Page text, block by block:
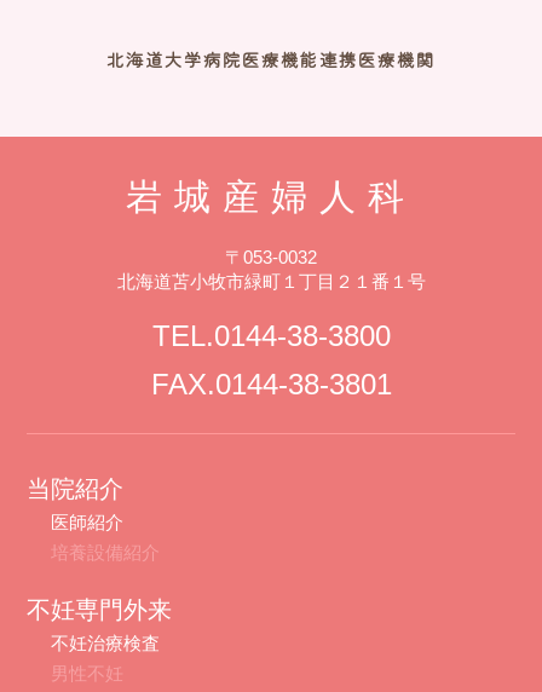
北海道大学病院医療機能連携医療機関
岩城産婦人科
〒053-0032
北海道苫小牧市緑町１丁目２１番１号
TEL.0144-38-3800
FAX.0144-38-3801
当院紹介
医師紹介
培養設備紹介
不妊専門外来
不妊治療検査
男性不妊